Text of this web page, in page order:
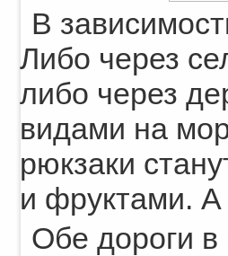
В
Либо через
либо через
видами на
рюкзаки
и фруктами.
Обе дороги в